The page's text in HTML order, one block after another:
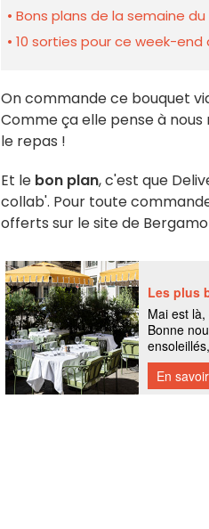
Bons plans de la semaine
10 sorties pour ce week-end
On commande ce bouquet
Comme ça elle pense à
le repas !
Et le bon plan, c'est que
collab'. Pour toute
offerts sur le site de